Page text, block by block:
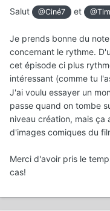
Salut @Ciné7 et
Je prends bonne du
concernant le rythme.
cet épisode ci plus
intéressant (comme tu
J'ai voulu essayer un
passe quand on tombe
niveau création, mais ça
d'images comiques du
Merci d'avoir pris le
cas!